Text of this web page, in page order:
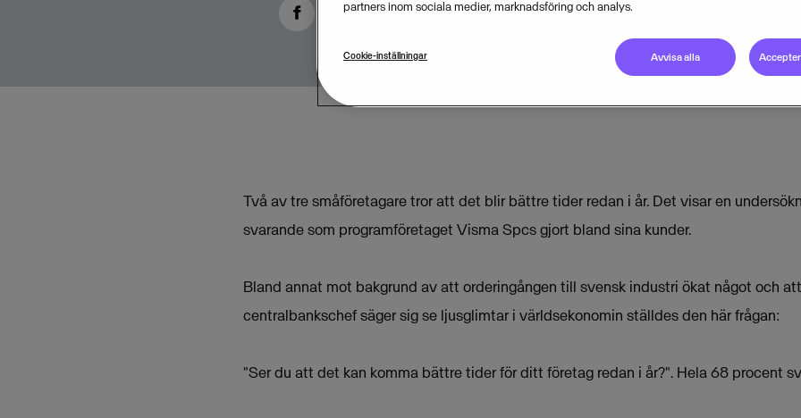
MAY 8, 20091 MIN READ
Två av tre småföretagare tror att det blir bättre tider redan i år. Det visar en
svarande som programföretaget Visma Spcs gjort bland sina kunder.
Bland annat mot bakgrund av att orderingången till svensk industri ökat något och
centralbankschef säger sig se ljusglimtar i världsekonomin ställdes den här frågan:
"Ser du att det kan komma bättre tider för ditt företag redan i år?". Hela 68 procent
partners inom sociala medier, marknadsföring och analys.
Cookie-inställningar Avvisa alla